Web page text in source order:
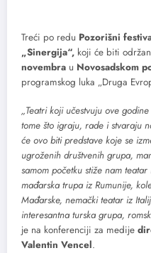
Treći po redu Pozorišni
„Sinergija“, koji će biti održan
novembra u Novosadskom
programskog luka „Druga
„Teatri koji učestvuju ove
tome što igraju, rade i stvaraju
će ovo biti predstave koje se
ugroženih društvenih grupa,
samom početku stiže nam
mađarska trupa iz Rumunije,
Mađarske, nemački teatar iz
interesantna turska grupa,
je na konferenciji za medije
Valentin Vencel.